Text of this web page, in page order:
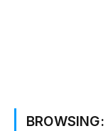
BROWSING: